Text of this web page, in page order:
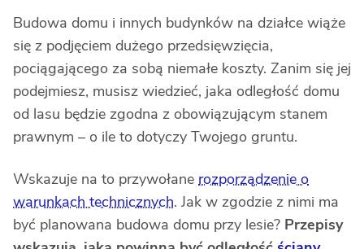
Budowa domu i innych budynków na działce wiąże
się z podjęciem dużego przedsięwzięcia,
pociągającego za sobą niemałe koszty. Zanim się jej
podejmiesz, musisz wiedzieć, jaka odległość domu
od lasu będzie zgodna z obowiązującym stanem
prawnym – o ile to dotyczy Twojego gruntu.
Wskazuje na to przywołane rozporządzenie o
warunkach technicznych. Jak w zgodzie z nimi ma
być planowana budowa domu przy lesie? Przepisy